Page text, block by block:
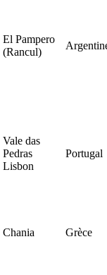
El Pampero
(Rancul)
Vale das
Pedras
Lisbon
Portugal
Chania Grèce